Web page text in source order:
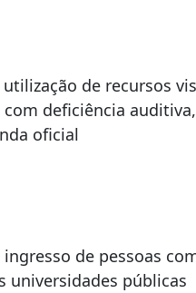
de recursos
deficiência
oficial
de pessoas
universidades públicas